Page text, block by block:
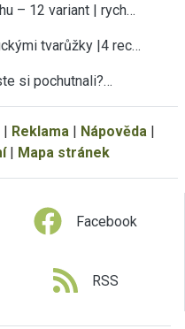
– 12 variant | rych…
tvarůžky |4 rec…
si pochutnali?…
| Reklama | Nápověda |
| Mapa stránek
Facebook
RSS